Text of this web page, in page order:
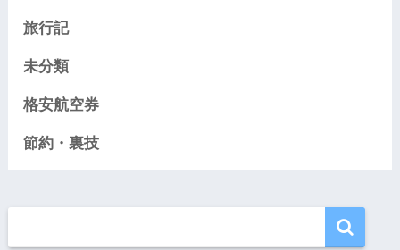
旅行記
未分類
格安航空券
節約・裏技